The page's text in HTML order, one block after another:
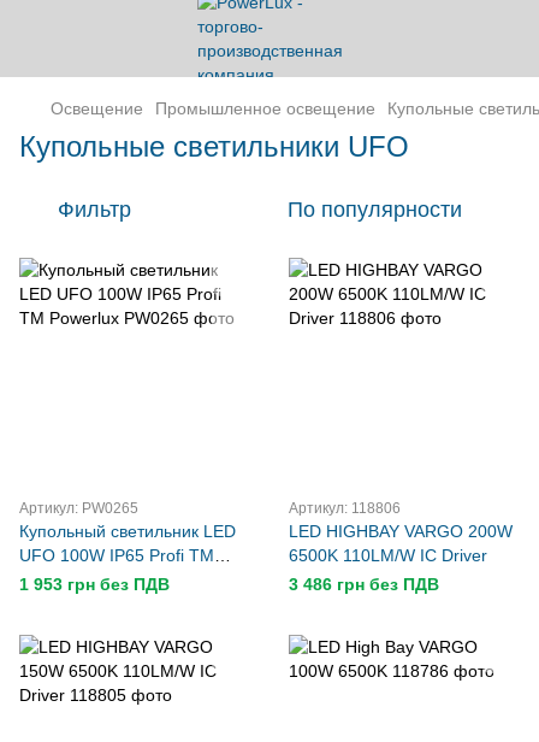
Освещение Промышленное освещение Купольные
Купольные светильники UFO
Фильтр По популярности
Артикул: PW0265
Купольный светильник LED
UFO 100W IP65 Profi TM
Powerlux
1 953 грн без ПДВ
Артикул: 118806
LED HIGHBAY VARGO 200W
6500K 110LM/W IC Driver
3 486 грн без ПДВ